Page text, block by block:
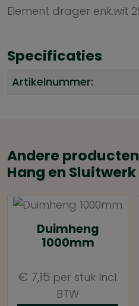
Element drager enk.wit
Specificaties
Artikelnummer:
Andere
Hang en Sluitwerk
Duimheng
1000mm
€ 7,15 per stuk Incl.
BTW